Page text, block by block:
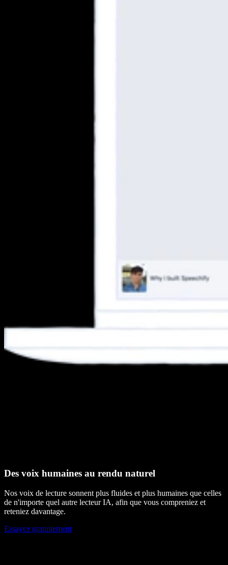
Des voix humaines au rendu naturel
Nos voix de lecture sonnent plus fluides et plus humaines que celles
de n'importe quel autre lecteur IA, afin que vous compreniez et
reteniez davantage.
Essayez gratuitement